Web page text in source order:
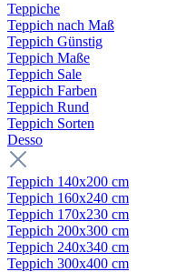
Teppiche
Teppich nach Maß
Teppich Günstig
Teppich Maße
Teppich Sale
Teppich Farben
Teppich Rund
Teppich Sorten
Desso
Teppich 140x200 cm
Teppich 160x240 cm
Teppich 170x230 cm
Teppich 200x300 cm
Teppich 240x340 cm
Teppich 300x400 cm